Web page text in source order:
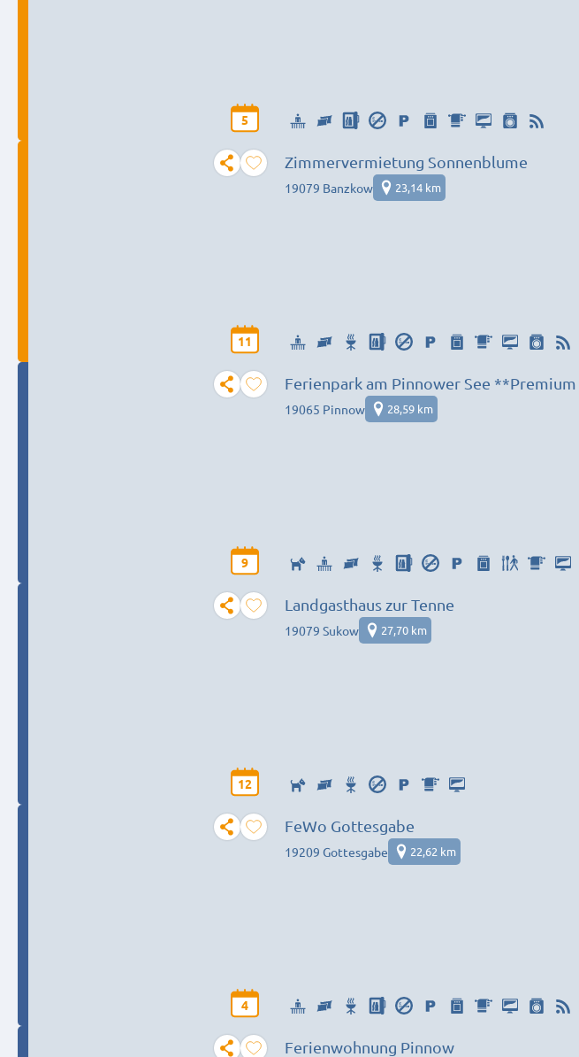
5
11
Zimmervermietung Sonnenblume
19079 Banzkow 23,14 km
9
Ferienpark am Pinnower See
19065 Pinnow 28,59 km
12
Landgasthaus zur Tenne
19079 Sukow 27,70 km
4
FeWo Gottesgabe
19209 Gottesgabe 22,62 km
Ferienwohnung Pinnow